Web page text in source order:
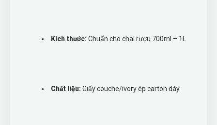
Kích thước: Chuẩn cho chai rượu 700ml – 1L
Chất liệu: Giấy couche/ivory ép carton dày